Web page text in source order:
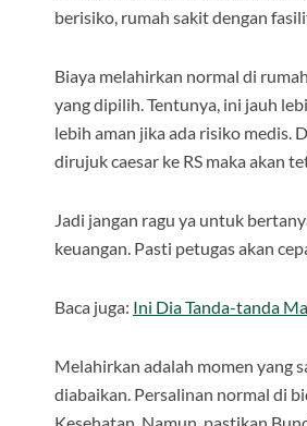
berisiko, rumah sakit dengan
Biaya melahirkan normal di
yang dipilih. Tentunya, ini jauh
lebih aman jika ada risiko medis.
dirujuk caesar ke RS maka akan
Jadi jangan ragu ya untuk
keuangan. Pasti petugas akan
Baca juga: Ini Dia Tanda-tanda
Melahirkan adalah momen yang
diabaikan. Persalinan normal di